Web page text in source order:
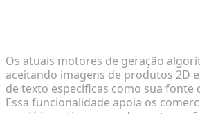
Os atuais motores de geração
aceitando imagens de produtos 2D
de texto específicas como sua fonte
Essa funcionalidade apoia os